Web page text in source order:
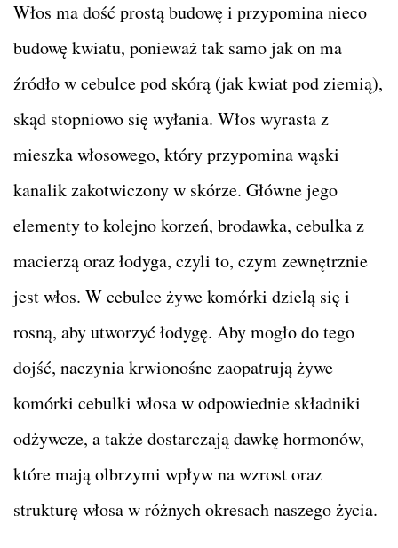
Włos ma dość prostą budowę i przypomina nieco
budowę kwiatu, ponieważ tak samo jak on ma
źródło w cebulce pod skórą (jak kwiat pod ziemią),
skąd stopniowo się wyłania. Włos wyrasta z
mieszka włosowego, który przypomina wąski
kanalik zakotwiczony w skórze. Główne jego
elementy to kolejno korzeń, brodawka, cebulka z
macierzą oraz łodyga, czyli to, czym zewnętrznie
jest włos. W cebulce żywe komórki dzielą się i
rosną, aby utworzyć łodygę. Aby mogło do tego
dojść, naczynia krwionośne zaopatrują żywe
komórki cebulki włosa w odpowiednie składniki
odżywcze, a także dostarczają dawkę hormonów,
które mają olbrzymi wpływ na wzrost oraz
strukturę włosa w różnych okresach naszego życia.